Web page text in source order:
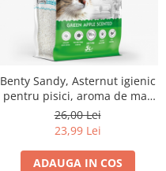
Benty Sandy, Asternut igienic
pentru pisici, aroma de mar
verde, 5l
26,00 Lei
23,99 Lei
ADAUGA IN COS